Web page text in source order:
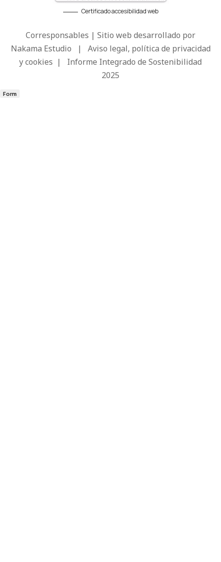
Certificado accesibilidad web
Corresponsables | Sitio web desarrollado por
Nakama Estudio | Aviso legal, política de privacidad
y cookies | Informe Integrado de Sostenibilidad
2025
Form